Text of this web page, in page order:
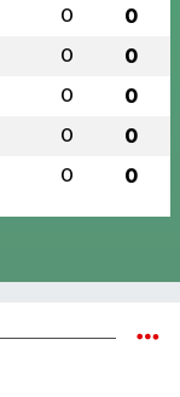
0 0
0 0
0 0
0 0
0 0